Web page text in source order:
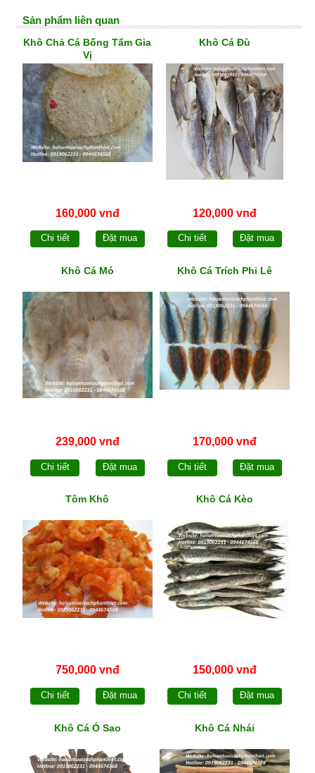
Sản phẩm liên quan
Khô Chả Cá Bống Tẩm Gia
Vị
160,000 vnđ
Chi tiết Đặt mua
Khô Cá Đù
120,000 vnđ
Chi tiết Đặt mua
Khô Cá Mó
239,000 vnđ
Chi tiết Đặt mua
Khô Cá Trích Phi Lê
170,000 vnđ
Chi tiết Đặt mua
Tôm Khô
750,000 vnđ
Chi tiết Đặt mua
Khô Cá Kèo
150,000 vnđ
Chi tiết Đặt mua
Khô Cá Ó Sao Khô Cá Nhái